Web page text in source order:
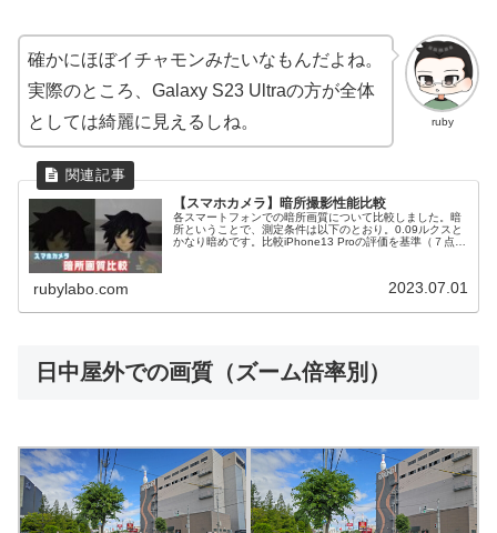
ruby
確かにほぼイチャモンみたいなもんだよね。
実際のところ、Galaxy S23 Ultraの方が全体
としては綺麗に見えるしね。
【スマホカメラ】暗所撮影性能比較
各スマートフォンでの暗所画質について比較しました。暗
所ということで、測定条件は以下のとおり。0.09ルクスと
かなり暗めです。比較iPhone13 Proの評価を基準（７点）
rubylabo.com 2023.07.01
日中屋外での画質（ズーム倍率別）